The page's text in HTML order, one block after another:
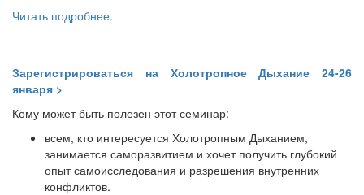
Читать подробнее.
Зарегистрироваться на Холотропное Дыхание 24-26
января >
Кому может быть полезен этот семинар:
всем, кто интересуется Холотропным Дыханием,
занимается саморазвитием и хочет получить глубокий
опыт самоисследования и разрешения внутренних
конфликтов.